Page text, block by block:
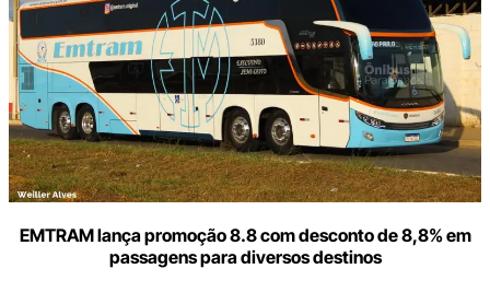
EMTRAM lança promoção 8.8 com desconto de 8,8% em
passagens para diversos destinos
mail